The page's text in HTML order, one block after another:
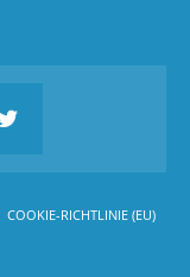
COOKIE-RICHTLINIE (EU)